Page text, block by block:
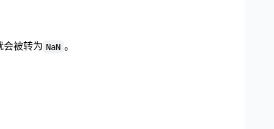
会被转为 NaN 。